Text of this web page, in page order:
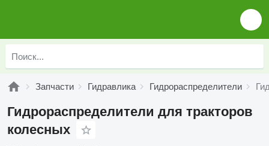
Запчасти Гидравлика Гидрораспределители
Гидрораспределители для тракторов
колесных